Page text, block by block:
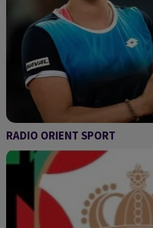
RADIO ORIENT SPORT
Radio Orient sport